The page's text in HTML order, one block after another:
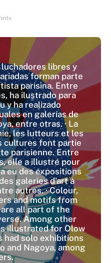
libres y
forman parte
parisina. Entre
ha ilustrado para
y ha realizado
en galerías de
entre otras. · La
les lutteurs et les
cultures font partie
parisienne. Entre
elle a illustré pour
eu des expositions
galeries d'art à
autres. · Colour,
and motifs from
all part of the
Among other
illustrated for Olow
had solo exhibitions
and Nagoya, among